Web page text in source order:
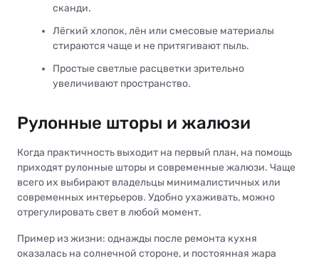
сканди.
Лёгкий хлопок, лён или смесовые материалы
стираются чаще и не притягивают пыль.
Простые светлые расцветки зрительно
увеличивают пространство.
Рулонные шторы и жалюзи
Когда практичность выходит на первый план, на помощь
приходят рулонные шторы и современные жалюзи. Чаще
всего их выбирают владельцы минималистичных или
современных интерьеров. Удобно ухаживать, можно
отрегулировать свет в любой момент.
Пример из жизни: однажды после ремонта кухня
оказалась на солнечной стороне, и постоянная жара